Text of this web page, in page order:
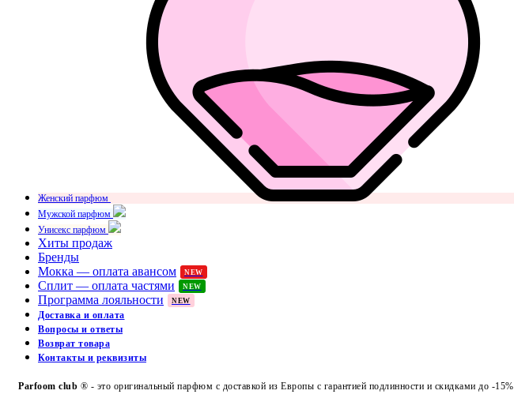
Женский парфюм
Мужской парфюм
Унисекс парфюм
Хиты продаж
Бренды
Мокка — оплата авансом
NEW
Сплит — оплата частями NEW
Программа лояльности NEW
Доставка и оплата
Вопросы и ответы
Возврат товара
Контакты и реквизиты
Parfoom club ® - это оригинальный парфюм с доставкой из Европы с гарантией подлинности и скидками до -15%